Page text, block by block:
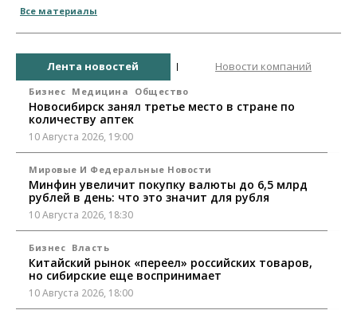
Все материалы
Лента новостей Новости компаний
Бизнес Медицина Общество
Новосибирск занял третье место в стране по
количеству аптек
10 Августа 2026, 19:00
Мировые И Федеральные Новости
Минфин увеличит покупку валюты до 6,5 млрд
рублей в день: что это значит для рубля
10 Августа 2026, 18:30
Бизнес Власть
Китайский рынок «переел» российских товаров,
но сибирские еще воспринимает
10 Августа 2026, 18:00